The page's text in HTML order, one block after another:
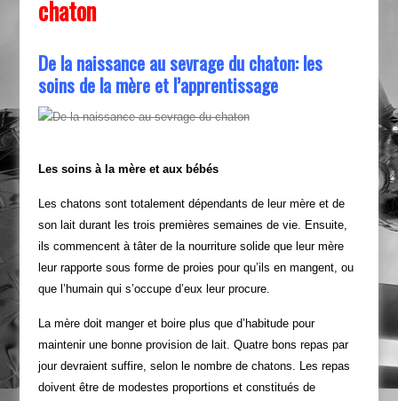
chaton
De la naissance au sevrage du chaton: les
soins de la mère et l’apprentissage
Les soins à la mère et aux bébés
Les chatons sont totalement dépendants de leur mère et de
son lait durant les trois premières semaines de vie. Ensuite,
ils commencent à tâter de la nourriture solide que leur mère
leur rapporte sous forme de proies pour qu’ils en mangent, ou
que l’humain qui s’occupe d’eux leur procure.
La mère doit manger et boire plus que d’habitude pour
maintenir une bonne provision de lait. Quatre bons repas par
jour devraient suffire, selon le nombre de chatons. Les repas
doivent être de modestes proportions et constitués de